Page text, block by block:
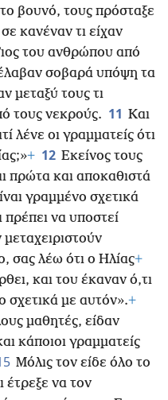
βουνό, τους πρόσταξε
κανέναν τι είχαν
του ανθρώπου από
σοβαρά υπόψη τα
μεταξύ τους τι
τους νεκρούς. 11 Και
λένε οι γραμματείς ότι
+ 12 Εκείνος τους
πρώτα και αποκαθιστά
γραμμένο σχετικά
να υποστεί
μεταχειριστούν
σας λέω ότι ο Ηλίας+
και του έκαναν ό,τι
σχετικά με αυτόν».+
μαθητές, είδαν
κάποιοι γραμματείς
Μόλις τον είδε όλο το
έτρεξε να τον